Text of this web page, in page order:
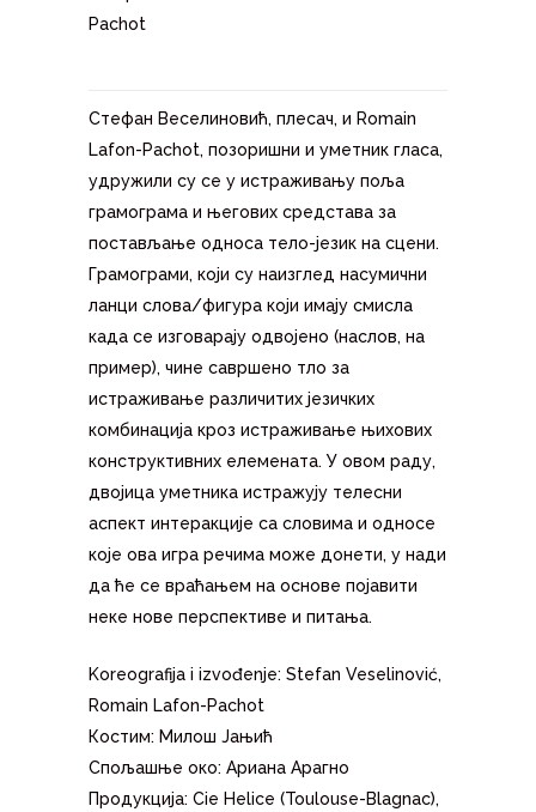
Pachot
Стефан Веселиновић, плесач, и Romain
Lafon-Pachot, позоришни и уметник гласа,
удружили су се у истраживању поља
грамограма и његових средстава за
постављање односа тело-језик на сцени.
Грамограми, који су наизглед насумични
ланци слова/фигура који имају смисла
када се изговарају одвојено (наслов, на
пример), чине савршено тло за
истраживање различитих језичких
комбинација кроз истраживање њихових
конструктивних елемената. У овом раду,
двојица уметника истражују телесни
аспект интеракције са словима и односе
које ова игра речима може донети, у нади
да ће се враћањем на основе појавити
неке нове перспективе и питања.
Koreografija i izvođenje: Stefan Veselinović,
Romain Lafon-Pachot
Костим: Милош Јањић
Спољашње око: Ариана Арагно
Продукција: Cie Helice (Toulouse-Blagnac),